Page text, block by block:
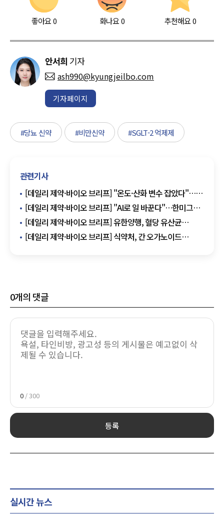
좋아요0 화나요0 추천해요 0
안서희 기자
ash990@kyungjeilbo.com
기자페이지
#당뇨 신약 #비만신약 #SGLT-2 억제제
관련기사
[데일리 제약·바이오 브리프] "온도·산화 변수 잡았다"…
GC녹십자 mRNA 플랫폼 개발 外
[데일리 제약·바이오 브리프] "AI로 일 바꾼다"…한미그룹,
임직원 참여형 혁신 프로그램 外
[데일리 제약·바이오 브리프] 유한양행, 혈당 유산균
멕시코 진출…130억 계약 기반 확대 外
[데일리 제약·바이오 브리프] 식약처, 간 오가노이드
0개의 댓글
0 / 300
등록
실시간 뉴스